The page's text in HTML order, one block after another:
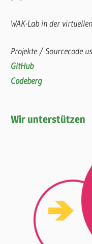
WAK-Lab in der
Projekte / Sourcecode
GitHub
Codeberg
Wir unterstützen